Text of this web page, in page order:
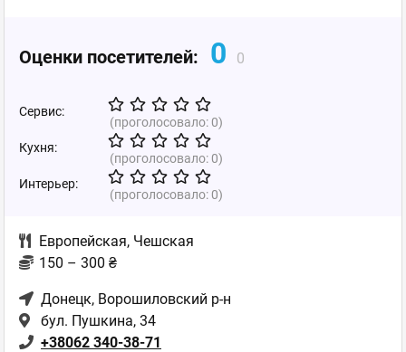
Оценки посетителей: 0 0
Сервис:
(проголосовало:0)
Кухня:
(проголосовало:0)
Интерьер:
(проголосовало:0)
Европейская, Чешская
150 – 300 ₴
Донецк, Ворошиловский р-н
бул. Пушкина, 34
+38062 340-38-71